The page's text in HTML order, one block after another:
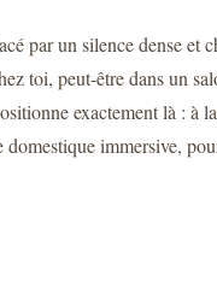
par un silence dense
toi, peut-être dans un
exactement là : à
immersive,